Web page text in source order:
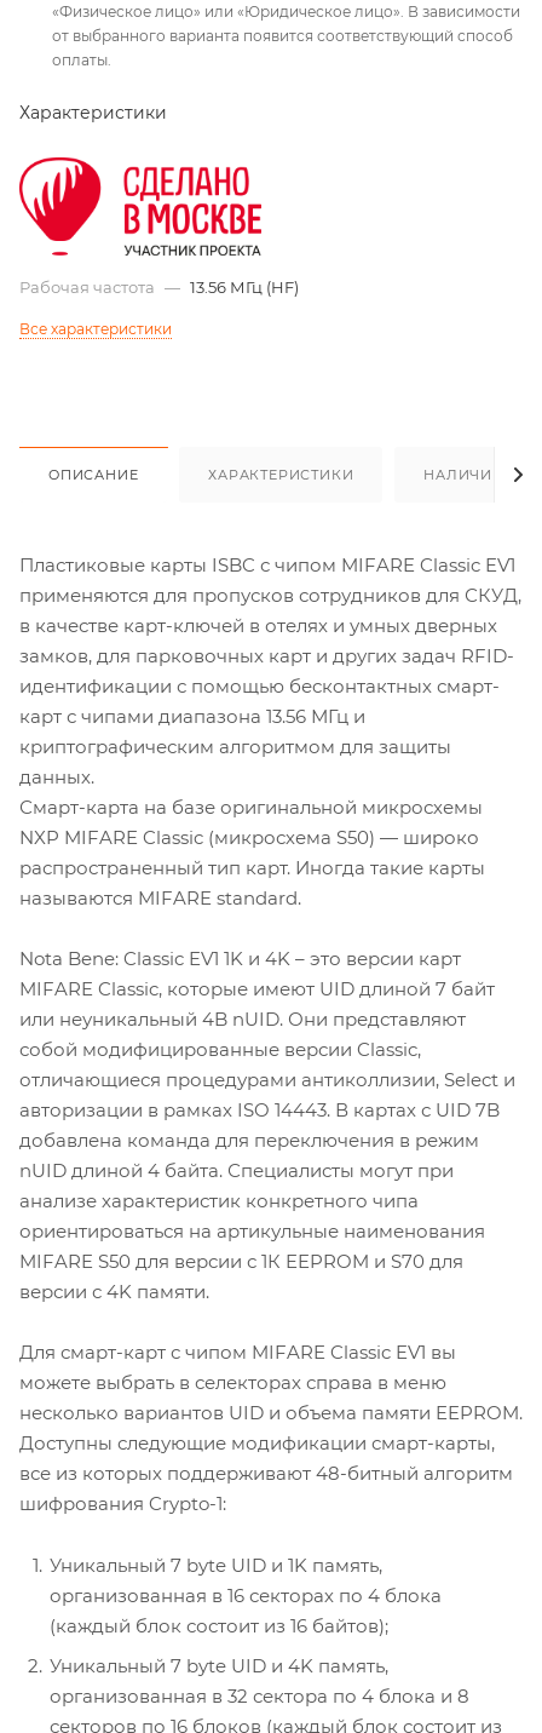
«Физическое лицо» или «Юридическое лицо». В зависимости
от выбранного варианта появится соответствующий способ
оплаты.
Характеристики
Рабочая частота — 13.56 МГц (HF)
Все характеристики
ОПИСАНИЕ ХАРАКТЕРИСТИКИ НАЛИЧИЕ
Пластиковые карты ISBC с чипом MIFARE Classic EV1
применяются для пропусков сотрудников для СКУД,
в качестве карт-ключей в отелях и умных дверных
замков, для парковочных карт и других задач RFID-
идентификации с помощью бесконтактных смарт-
карт с чипами диапазона 13.56 МГц и
криптографическим алгоритмом для защиты
данных.
Смарт-карта на базе оригинальной микросхемы
NXP MIFARE Classic (микросхема S50) — широко
распространенный тип карт. Иногда такие карты
называются MIFARE standard.
Nota Bene: Classic EV1 1K и 4K – это версии карт
MIFARE Classic, которые имеют UID длиной 7 байт
или неуникальный 4B nUID. Они представляют
собой модифицированные версии Classic,
отличающиеся процедурами антиколлизии, Select и
авторизации в рамках ISO 14443. В картах с UID 7B
добавлена команда для переключения в режим
nUID длиной 4 байта. Специалисты могут при
анализе характеристик конкретного чипа
ориентироваться на артикульные наименования
MIFARE S50 для версии с 1К EEPROM и S70 для
версии с 4K памяти.
Для смарт-карт с чипом MIFARE Classic EV1 вы
можете выбрать в селекторах справа в меню
несколько вариантов UID и объема памяти EEPROM.
Доступны следующие модификации смарт-карты,
все из которых поддерживают 48-битный алгоритм
шифрования Crypto-1:
Уникальный 7 byte UID и 1K память,
организованная в 16 секторах по 4 блока
(каждый блок состоит из 16 байтов);
Уникальный 7 byte UID и 4K память,
организованная в 32 сектора по 4 блока и 8
секторов по 16 блоков (каждый блок состоит из